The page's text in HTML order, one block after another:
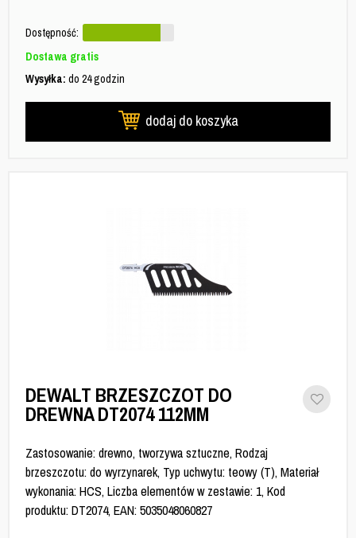
Dostępność:
Dostawa gratis
Wysyłka: do 24 godzin
dodaj do koszyka
DEWALT BRZESZCZOT DO
DREWNA DT2074 112MM
Zastosowanie: drewno, tworzywa sztuczne, Rodzaj
brzeszczotu: do wyrzynarek, Typ uchwytu: teowy (T), Materiał
wykonania: HCS, Liczba elementów w zestawie: 1, Kod
produktu: DT2074, EAN: 5035048060827